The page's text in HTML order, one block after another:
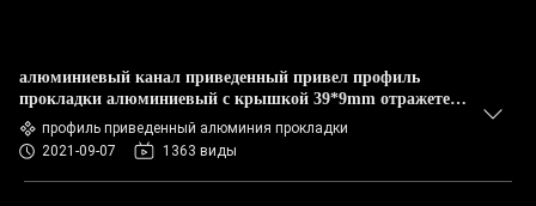
алюминиевый канал приведенный привел профиль
прокладки алюминиевый с крышкой 39*9mm отражетеля
ПКпрофиль приведенный алюминия прокладки
2021-09-07
1363 виды